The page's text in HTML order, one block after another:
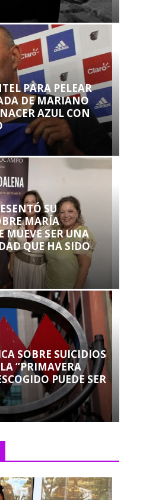
PARA PELEAR
DE MARIANO
AZUL CON
SU
MARÍA
MUEVE SER UNA
QUE HA SIDO
SOBRE SUICIDIOS
“PRIMAVERA
PUEDE SER